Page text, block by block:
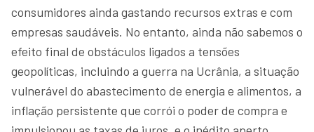
consumidores ainda gastando recursos extras e com
empresas saudáveis. No entanto, ainda não sabemos o
efeito final de obstáculos ligados a tensões
geopolíticas, incluindo a guerra na Ucrânia, a situação
vulnerável do abastecimento de energia e alimentos, a
inflação persistente que corrói o poder de compra e